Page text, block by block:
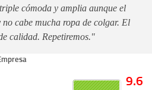
cómoda y amplia aunque el
cabe mucha ropa de colgar. El
calidad. Repetiremos."
9.6